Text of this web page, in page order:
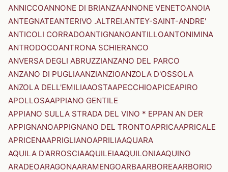
ANNICCOANNONE DI BRIANZAANNONE VENETOANOIA
ANTEGNATEANTERIVO .ALTREI.ANTEY-SAINT-ANDRE'
ANTICOLI CORRADOANTIGNANOANTILLOANTONIMINA
ANTRODOCOANTRONA SCHIERANCO
ANVERSA DEGLI ABRUZZIANZANO DEL PARCO
ANZANO DI PUGLIAANZIANZIOANZOLA D'OSSOLA
ANZOLA DELL'EMILIAAOSTAAPECCHIOAPICEAPIRO
APOLLOSAAPPIANO GENTILE
APPIANO SULLA STRADA DEL VINO * EPPAN AN DER
APPIGNANOAPPIGNANO DEL TRONTOAPRICAAPRICALE
APRICENAAPRIGLIANOAPRILIAAQUARA
AQUILA D'ARROSCIAAQUILEIAAQUILONIAAQUINO
ARADEOARAGONAARAMENGOARBAARBOREAARBORIO